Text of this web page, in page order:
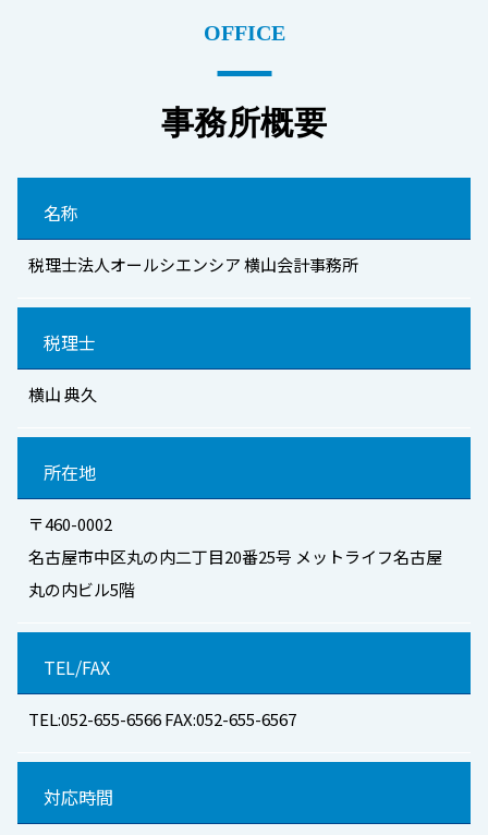
OFFICE
事務所概要
名称
税理士法人オールシエンシア 横山会計事務所
税理士
横山 典久
所在地
〒460-0002
名古屋市中区丸の内二丁目20番25号 メットライフ名古屋
丸の内ビル5階
TEL/FAX
TEL:052-655-6566 FAX:052-655-6567
対応時間